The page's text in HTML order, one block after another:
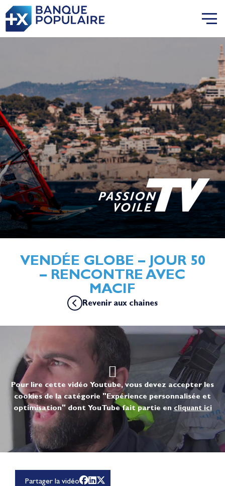
VENDÉE GLOBE – JOUR 50
– RENCONTRE AVEC
MACIF
Revenir aux chaines
Pour lire cette vidéo Youtube, vous devez accepter les
cookies de la catégorie "Expérience personnalisée et
optimisation" dont YouTube fait partie en cliquant ici
Partager la vidéo